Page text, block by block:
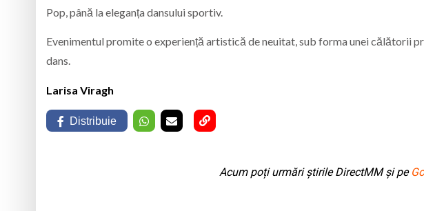
Pop, până la eleganța dansului sportiv.
Evenimentul promite o experiență artistică de neuitat, sub forma unei călătorii
dans.
Larisa Viragh
Distribuie
Acum poți urmări știrile DirectMM și pe